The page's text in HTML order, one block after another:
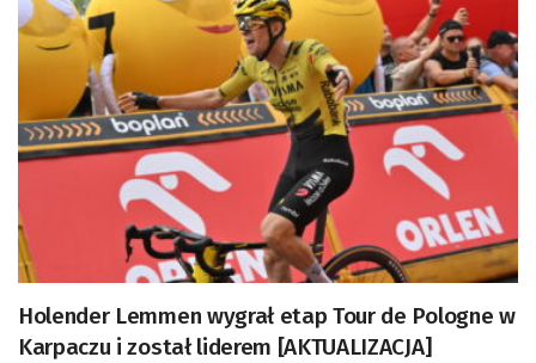
Holender Lemmen wygrał etap Tour de Pologne w
Karpaczu i został liderem [AKTUALIZACJA]